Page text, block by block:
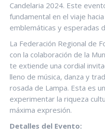
Candelaria 2024. Este
fundamental en el viaje
emblemáticas y esperadas
La Federación Regional de
con la colaboración de la
te extiende una cordial
lleno de música, danza y
rosada de Lampa. Esta es
experimentar la riqueza
máxima expresión.
Detalles del Evento: